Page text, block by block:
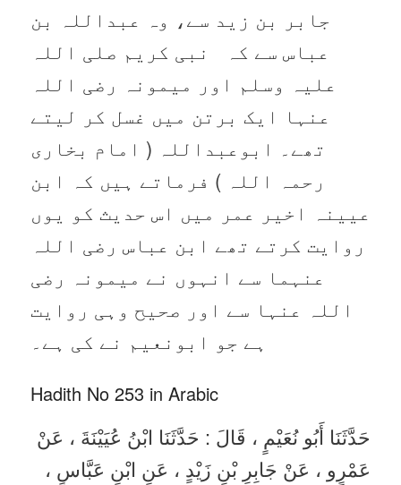
جابر بن زید سے، وہ عبداللہ بن
عباس سے کہ نبی کریم صلی اللہ
علیہ وسلم اور میمونہ رضی اللہ
عنہا ایک برتن میں غسل کر لیتے
تھے۔ ابوعبداللہ ( امام بخاری
رحمہ اللہ ) فرماتے ہیں کہ ابن
عیینہ اخیر عمر میں اس حدیث کو یوں
روایت کرتے تھے ابن عباس رضی اللہ
عنہما سے انہوں نے میمونہ رضی
اللہ عنہا سے اور صحیح وہی روایت
ہے جو ابونعیم نے کی ہے۔
Hadith No 253 in Arabic
حَدَّثَنَا أَبُو نُعَيْمٍ ، قَالَ : حَدَّثَنَا ابْنُ عُيَيْنَةَ ، عَنْ
عَمْرٍو ، عَنْ جَابِرِ بْنِ زَيْدٍ ، عَنِ ابْنِ عَبَّاسٍ ،